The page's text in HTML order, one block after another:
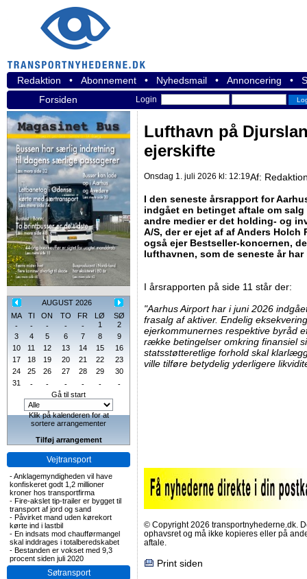
Redaktion • Abonnement • Nyhedsmail • Annoncering •
Forsiden
Login
AUGUST 2026
MA
TI ON TO FR LØ
SØ
-
- - - - 1
2
3
4 5 6 7 8
9
10
11 12 13 14 15
16
17
18 19 20 21 22
23
24
25 26 27 28 29
30
31
- - - - -
-
Gå til start
Klik på kalenderen for at
sortere arrangementer
Tilføj arrangement
Vejtransport
-Anklagemyndigheden vil have
konfiskeret godt 1,2 millioner
kroner hos transportfirma
- Fire-akslet tip-trailer er bygget til
transport af jord og sand
- Påvirket mand uden kørekort
kørte ind i lastbil
- En indsats mod chaufførmangel
skal inddrages i totalberedskabet
- Bestanden er vokset med 9,3
procent siden juli 2020
Søtransport
Lufthavn på
ejerskifte
Onsdag 1. juli 2026 kl: 12:19Af:
I den seneste årsrapport for
indgået en betinget aftale om
andre medier er det holding- og
A/S, der er ejet af af Anders
også ejer Bestseller-koncernen,
lufthavnen, som de seneste år
I årsrapporten på side 11 står der:
"Aarhus Airport har i juni 2026
frasalg af aktiver. Endelig
ejerkommunernes respektive byråd
række betingelser omkring finansiel
statsstøtteretlige forhold skal
ville tilføre betydelig yderligere
© Copyright 2026 transportnyhederne.dk.
ophavsret og må ikke kopieres eller på
aftale.
Print siden